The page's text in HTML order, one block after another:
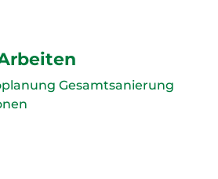
Gesamtsanierung